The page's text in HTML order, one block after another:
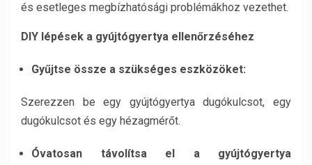
és esetleges megbízhatósági problémákhoz vezethet.
DIY lépések a gyújtógyertya ellenőrzéséhez
Gyűjtse össze a szükséges eszközöket:
Szerezzen be egy gyújtógyertya dugókulcsot, egy
dugókulcsot és egy hézagmérőt.
Óvatosan távolítsa el a gyújtógyertya